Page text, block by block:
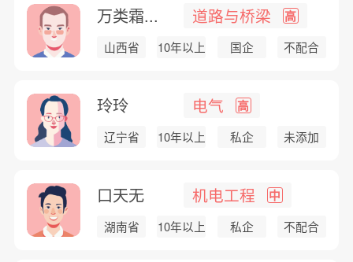
万类霜... 道路与桥梁 高
山西省 10年以上 国企 不配合
玲玲 电气 高
辽宁省 10年以上 私企 未添加
口天无 机电工程 中
湖南省 10年以上 私企 不配合